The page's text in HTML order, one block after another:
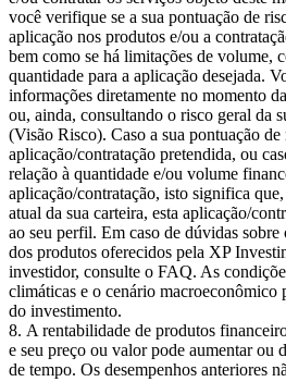
você verifique se a sua pontuação de
aplicação nos produtos e/ou a
bem como se há limitações de volume,
quantidade para a aplicação desejada.
informações diretamente no momento
ou, ainda, consultando o risco geral da
(Visão Risco). Caso a sua pontuação
aplicação/contratação pretendida, ou
relação à quantidade e/ou volume
aplicação/contratação, isto significa
atual da sua carteira, esta aplicação/
ao seu perfil. Em caso de dúvidas sobre
dos produtos oferecidos pela XP
investidor, consulte o FAQ. As
climáticas e o cenário macroeconômico
do investimento.
A rentabilidade de produtos
e seu preço ou valor pode aumentar ou
de tempo. Os desempenhos anteriores